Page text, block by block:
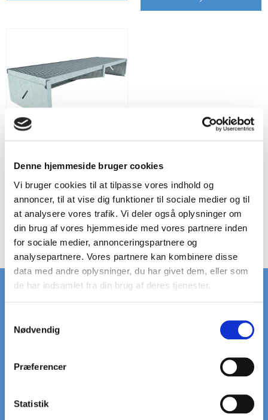
Denne hjemmeside bruger cookies
Vi bruger cookies til at tilpasse vores indhold og
annoncer, til at vise dig funktioner til sociale medier og til
at analysere vores trafik. Vi deler også oplysninger om
din brug af vores hjemmeside med vores partnere inden
for sociale medier, annonceringspartnere og
analysepartnere. Vores partnere kan kombinere disse
data med andre oplysninger, du har givet dem, eller som
de har indsamlet fra din brug af deres tjenester.
Nødvendig
Præferencer
Statistik
FLEXI DRAIN
SOKKELAFFUGTER 300
Ingen produkter fundet.
HURTIG LEVERING STORT LAGER
af standardriste
Ring: +45 97 13 32 11